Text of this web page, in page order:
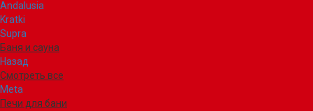
Andalusia
Kratki
Supra
Баня и сауна
Назад
Смотреть все
Meta
Печи для бани